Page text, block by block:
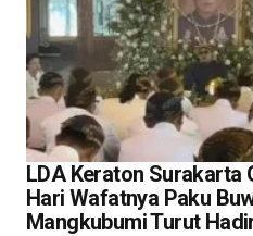
LDA Keraton Surakarta
Hari Wafatnya Paku
Mangkubumi Turut